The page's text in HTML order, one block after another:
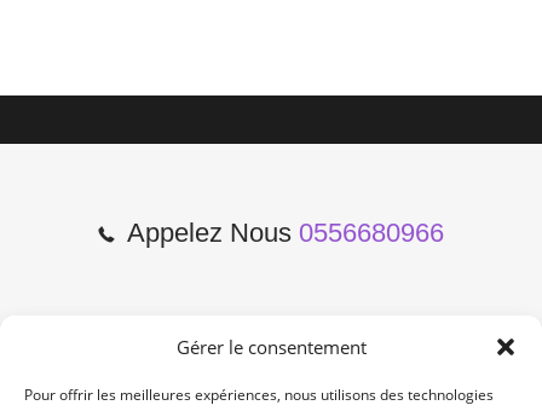
Gérer le consentement
Pour offrir les meilleures expériences, nous utilisons des technologies
Appelez Nous 0556680966
2 Cours de l'Yser 33800
Bordeaux